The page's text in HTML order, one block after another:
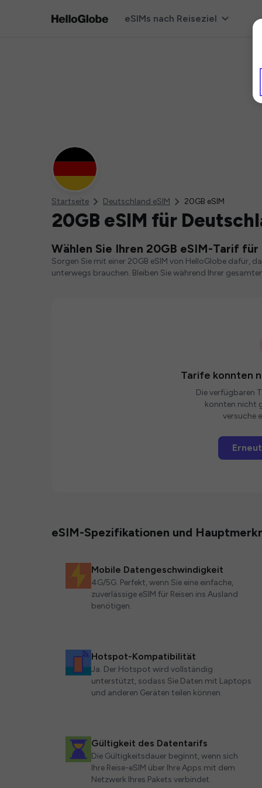
eSIMs nach Reiseziel
Startseite Deutschland eSIM 20GB eSIM
20GB eSIM für
Wählen Sie Ihren 20GB eSIM-Tarif für
Sorgen Sie mit einer 20GB eSIM von HelloGlobe dafür,
unterwegs brauchen. Bleiben Sie während Ihrer
Tarife konnten
Die verfügbaren
konnten nicht
versuche
eSIM-Spezifikationen und
Mobile Datengeschwindigkeit
4G/5G. Perfekt, wenn Sie eine einfache,
zuverlässige eSIM für Reisen ins Ausland
benötigen.
Hotspot-Kompatibilität
Ja. Der Hotspot wird vollständig
unterstützt, sodass Sie Daten mit Laptops
und anderen Geräten teilen können.
Gültigkeit des Datentarifs
Die Gültigkeitsdauer beginnt, wenn sich
Ihre Reise-eSIM über Ihre Apps mit dem
Netzwerk Ihres Pakets verbindet.